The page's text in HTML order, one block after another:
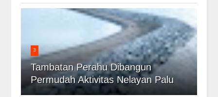
3
Tambatan Perahu Dibangun
Permudah Aktivitas Nelayan Palu